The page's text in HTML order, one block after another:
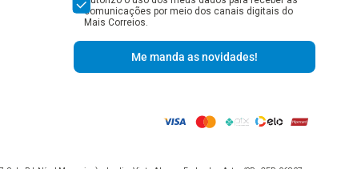
comunicações por meio dos canais digitais do
Mais Correios.
Me manda as novidades!